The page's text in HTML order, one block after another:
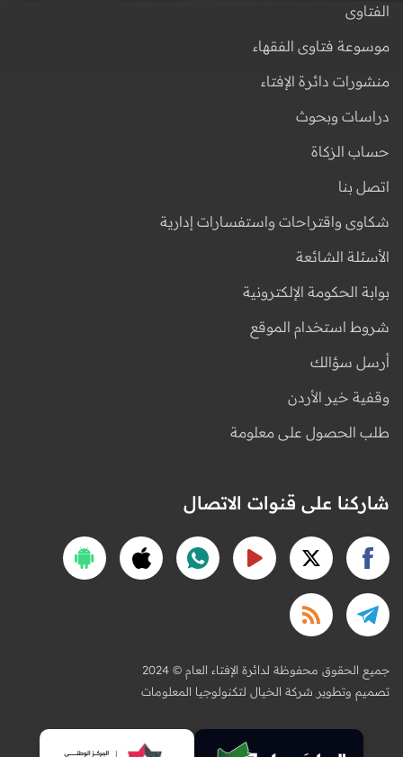
الفتاوى
موسوعة فتاوى الفقهاء
منشورات دائرة الإفتاء
دراسات وبحوث
حساب الزكاة
اتصل بنا
شكاوى واقتراحات واستفسارات إدارية
الأسئلة الشائعة
بوابة الحكومة الإلكترونية
شروط استخدام الموقع
أرسل سؤالك
وقفية خير الأردن
طلب الحصول على معلومة
شاركنا على قنوات الاتصال
2024 © جميع الحقوق محفوظة لدائرة الإفتاء العام
تصميم وتطوير شركة الخيال لتكنولوجيا المعلومات